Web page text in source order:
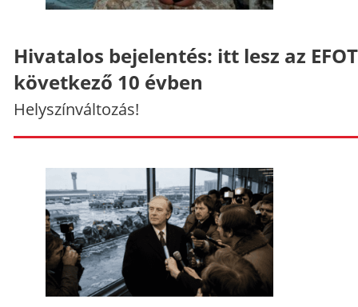
Hivatalos bejelentés: itt lesz az
következő 10 évben
Helyszínváltozás!